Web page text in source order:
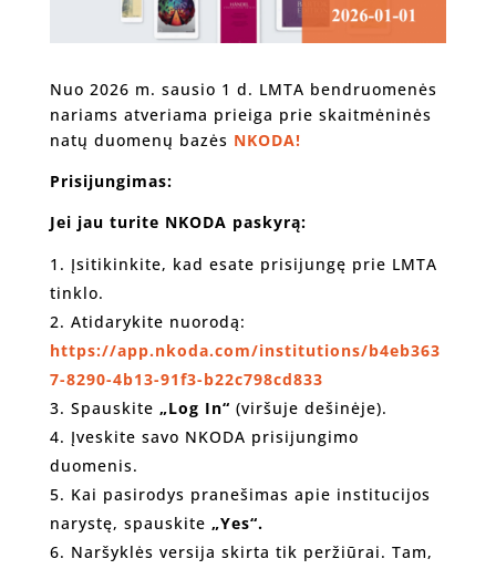
Nuo 2026 m. sausio 1 d. LMTA bendruomenės
nariams atveriama prieiga prie skaitmėninės
natų duomenų bazės NKODA!
Prisijungimas:
Jei jau turite NKODA paskyrą:
Įsitikinkite, kad esate prisijungę prie LMTA
tinklo.
Atidarykite nuorodą:
https://app.nkoda.com/institutions/b4eb363
7-8290-4b13-91f3-b22c798cd833
Spauskite „Log In“ (viršuje dešinėje).
Įveskite savo NKODA prisijungimo
duomenis.
Kai pasirodys pranešimas apie institucijos
narystę, spauskite „Yes“.
Naršyklės versija skirta tik peržiūrai. Tam,